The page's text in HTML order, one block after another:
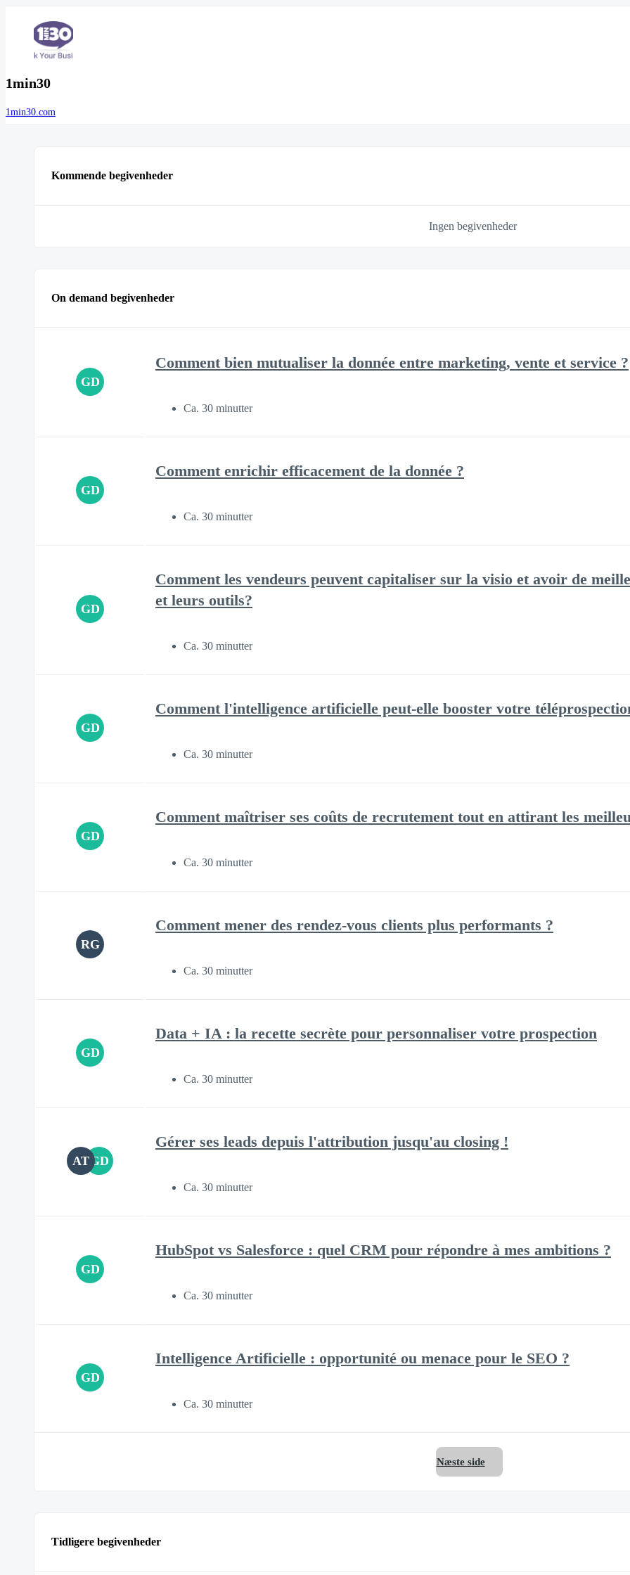
1min30
1min30.com
Kommende begivenheder
Ingen begivenheder
On demand begivenheder
GD
Comment bien mutualiser la donnée entre marketing, vente et service ?
Ca. 30 minutter
GD
Comment enrichir efficacement de la donnée ?
Ca. 30 minutter
GD
Comment les vendeurs peuvent capitaliser sur la visio et avoir de
et leurs outils?
Ca. 30 minutter
GD
Comment l'intelligence artificielle peut-elle booster votre
Ca. 30 minutter
GD
Comment maîtriser ses coûts de recrutement tout en attirant les
Ca. 30 minutter
RG
Comment mener des rendez-vous clients plus performants ?
Ca. 30 minutter
GD
Data + IA : la recette secrète pour personnaliser votre prospection
Ca. 30 minutter
AT GD
Gérer ses leads depuis l'attribution jusqu'au closing !
Ca. 30 minutter
GD
HubSpot vs Salesforce : quel CRM pour répondre à mes ambitions ?
Ca. 30 minutter
GD
Intelligence Artificielle : opportunité ou menace pour le SEO ?
Ca. 30 minutter
Næste side
Tidligere begivenheder